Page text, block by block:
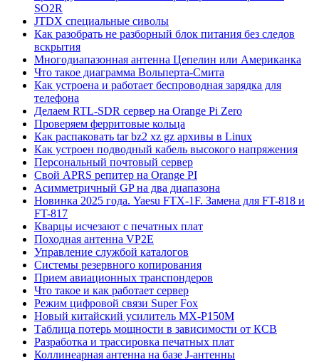
SO2R
JTDX специальные сиволы
Как разобрать не разборный блок питания без следов
вскрытия
Многодиапазонная антенна Цепелин или Американка
Что такое диаграмма Вольперта-Смита
Как устроена и работает беспроводная зарядка для
телефона
Делаем RTL-SDR сервер на Orange Pi Zero
Проверяем ферритовые кольца
Как распаковать tar bz2 xz gz архивы в Linux
Как устроен подводный кабель высокого напряжения
Персональный почтовый сервер
Свой APRS репитер на Orange PI
Асимметричный GP на два диапазона
Новинка 2025 года. Yaesu FTX-1F. Замена для FT-818 и
FT-817
Кварцы исчезают с печатных плат
Походная антенна VP2E
Управление службой каталогов
Системы резервного копирования
Прием авиационных транспондеров
Что такое и как работает сервер
Режим цифровой связи Super Fox
Новый китайский усилитель MX-P150M
Таблица потерь мощности в зависимости от КСВ
Разработка и трассировка печатных плат
Коллинеарная антенна на базе J-антенны